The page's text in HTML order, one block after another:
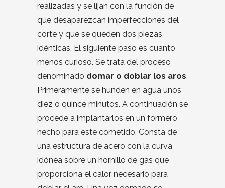
realizadas y se lijan con la función de
que desaparezcan imperfecciones del
corte y que se queden dos piezas
idénticas. El siguiente paso es cuanto
menos curioso. Se trata del proceso
denominado domar o doblar los aros.
Primeramente se hunden en agua unos
diez o quince minutos. A continuación se
procede a implantarlos en un formero
hecho para este cometido. Consta de
una estructura de acero con la curva
idónea sobre un hornillo de gas que
proporciona el calor necesario para